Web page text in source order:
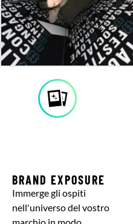
BRAND EXPOSURE
Immerge gli ospiti
nell'universo del vostro